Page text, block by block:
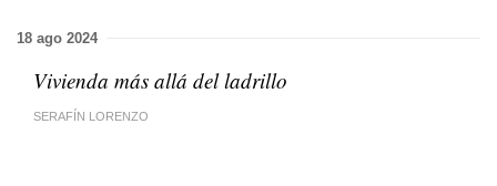
18 ago 2024
Vivienda más allá del ladrillo
SERAFÍN LORENZO